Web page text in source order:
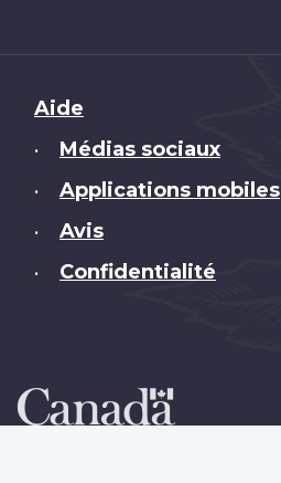
Brand
Aide
• Médias sociaux
• Applications mobiles
• Avis
• Confidentialité